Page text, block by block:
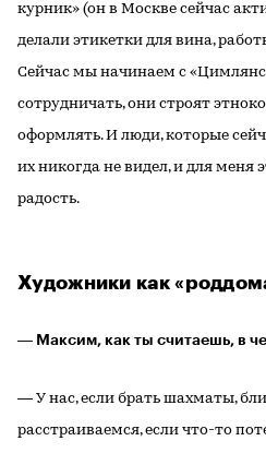
курник» (он в Москве сейчас
делали этикетки для вина,
Сейчас мы начинаем с
сотрудничать, они строят
оформлять. И люди, которые
их никогда не видел, и для меня
радость.
Художники как
― Максим, как ты считаешь, в
― У нас, если брать шахматы,
расстраиваемся, если что-то